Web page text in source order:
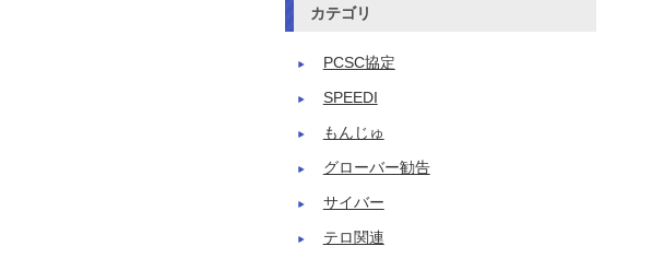
カテゴリ
PCSC協定
SPEEDI
もんじゅ
グローバー勧告
サイバー
テロ関連